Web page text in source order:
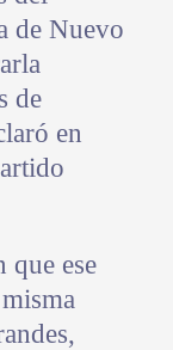
de Nuevo
de
en
que ese